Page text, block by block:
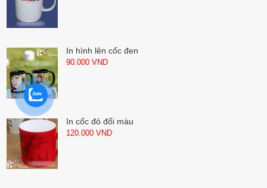
In hình lên cốc đen
90.000 VND
In cốc đỏ đổi màu
120.000 VND